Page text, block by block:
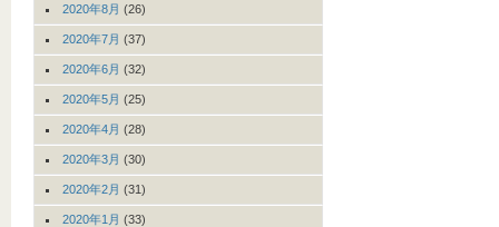
2020年8月 (26)
2020年7月 (37)
2020年6月 (32)
2020年5月 (25)
2020年4月 (28)
2020年3月 (30)
2020年2月 (31)
2020年1月 (33)